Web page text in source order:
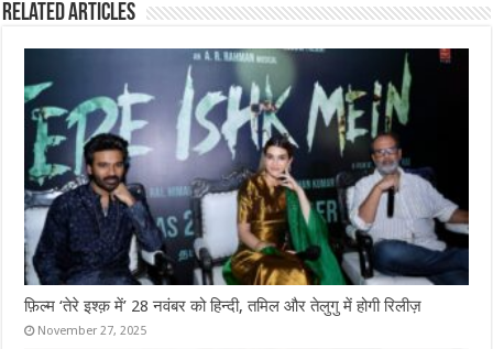
o
o
k
r
A
p
p
Related Articles
फ़िल्म ‘तेरे इश्क़ में’ 28 नवंबर को हिन्दी, तमिल और तेलुगु में होगी रिलीज़
November 27, 2025